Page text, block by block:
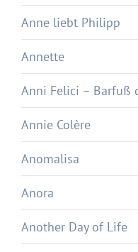
Anne liebt Philipp
Annette
Anni Felici – Barfuß
Annie Colère
Anomalisa
Anora
Another Day of Life